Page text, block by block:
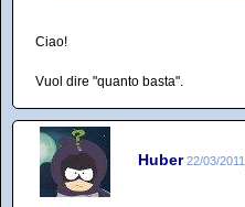
Ciao!
Vuol dire "quanto basta".
Huber 22/03/